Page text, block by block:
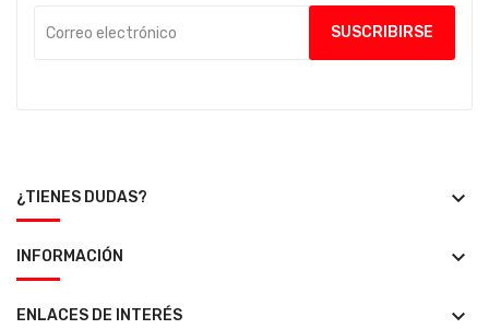
¿TIENES DUDAS? keyboard_arrow_down
INFORMACIÓN keyboard_arrow_down
ENLACES DE INTERÉS keyboard_arrow_down